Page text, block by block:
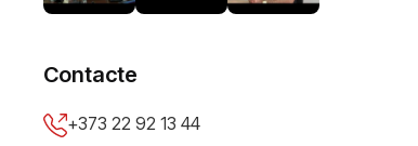
Contacte
+373 22 92 13 44
Drifting post-
ajung la Chișinău